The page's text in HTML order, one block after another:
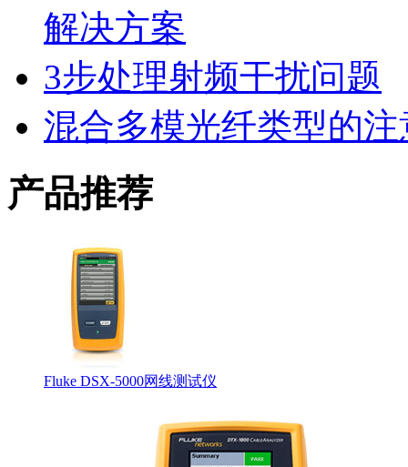
WLAN无线工程师证书
CCTT工程师证书
解决方案
3步处理射频干扰问题
混合多模光纤类型的
产品推荐
Fluke DSX-5000网线测试仪